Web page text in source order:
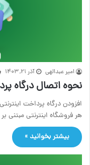
امیر عبدالهی آذر ۲۱, ۱۴۰۳
نحوه اتصال درگاه
افزودن درگاه پرداخت
هر فروشگاه اینترنتی مبتنی
بیشتر بخوانید »